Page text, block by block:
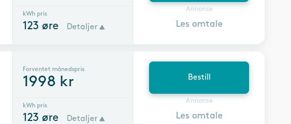
kWh pris
123 øre Detaljer
Annonse
Les omtale
Forventet månedspris
1998 kr
kWh pris
123 øre Detaljer
Bestill
Annonse
Les omtale